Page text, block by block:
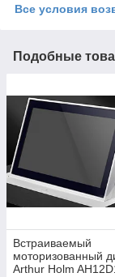
Все условия
Подобные
Встраиваемый
моторизованный
Arthur Holm